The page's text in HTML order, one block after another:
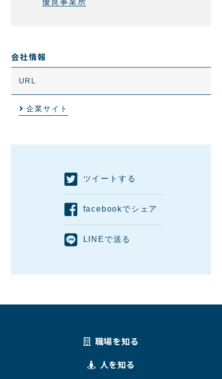
会社情報
URL
企業サイト
ツイートする
facebookでシェア
LINEで送る
職場を知る
人を知る